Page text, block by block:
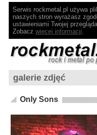
Serwis rockmetal.pl używa
naszych stron wyrażasz
ustawieniami Twojej
Zobacz więcej informacji.
galerie zdjęć
Only Sons